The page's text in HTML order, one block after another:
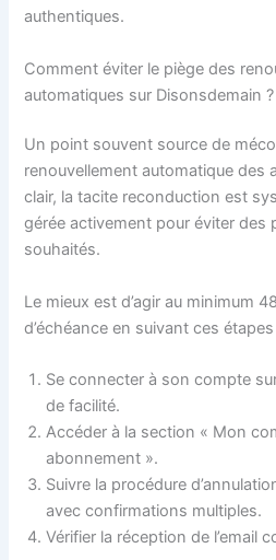
authentiques.
Comment éviter le piège des
automatiques sur Disonsdemain ?
Un point souvent source de
renouvellement automatique des
clair, la tacite reconduction est
gérée activement pour éviter des
souhaités.
Le mieux est d’agir au minimum
d’échéance en suivant ces étapes
Se connecter à son compte
de facilité.
Accéder à la section « Mon
abonnement ».
Suivre la procédure
avec confirmations multiples.
Vérifier la réception de l’email